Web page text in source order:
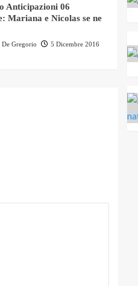
Anticipazioni 06
Mariana e Nicolas se ne
De Gregorio
5 Dicembre 2016